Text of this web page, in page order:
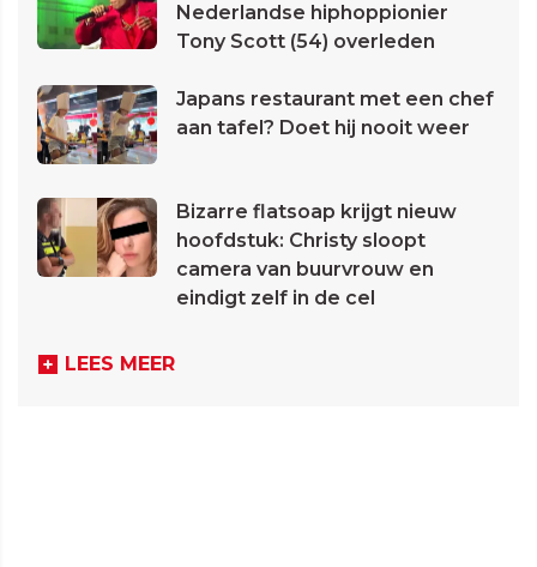
Nederlandse hiphoppionier
Tony Scott (54) overleden
Japans restaurant met een chef
aan tafel? Doet hij nooit weer
Bizarre flatsoap krijgt nieuw
hoofdstuk: Christy sloopt
camera van buurvrouw en
eindigt zelf in de cel
LEES MEER